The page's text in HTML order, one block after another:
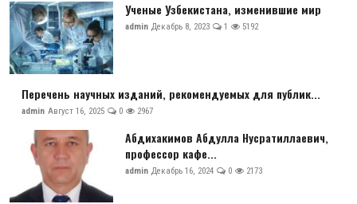
Ученые Узбекистана, изменившие мир
admin Декабрь 8, 2023 1 5192
Перечень научных изданий, рекомендуемых для публик...
admin Август 16, 2025 0 2967
Абдихакимов Абдулла Нусратиллаевич,
профессор кафе...
admin Декабрь 16, 2024 0 2173